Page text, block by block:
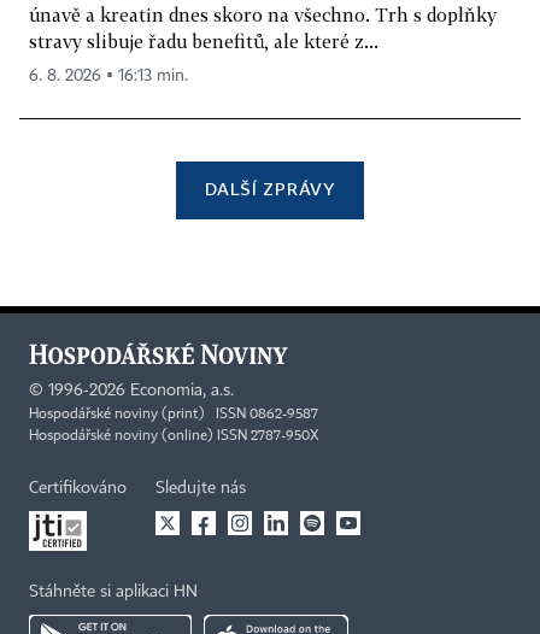
únavě a kreatin dnes skoro na všechno. Trh s doplňky
stravy slibuje řadu benefitů, ale které z...
6. 8. 2026 ▪ 16:13 min.
DALŠÍ ZPRÁVY
© 1996-2026 Economia, a.s.
Hospodářské noviny (print) ISSN 0862-9587
Hospodářské noviny (online) ISSN 2787-950X
Certifikováno Sledujte nás
Stáhněte si aplikaci HN